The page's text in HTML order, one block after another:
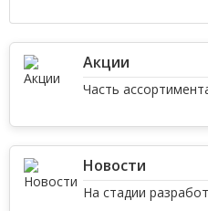
Акции
Часть
Новости
На стадии